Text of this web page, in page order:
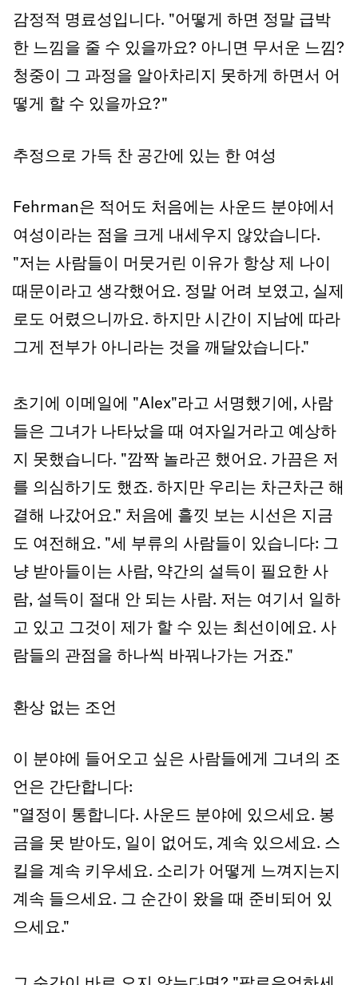
감정적 명료성입니다. "어떻게 하면 정말 급박
한 느낌을 줄 수 있을까요? 아니면 무서운 느낌?
청중이 그 과정을 알아차리지 못하게 하면서 어
떻게 할 수 있을까요?"
추정으로 가득 찬 공간에 있는 한 여성
Fehrman은 적어도 처음에는 사운드 분야에서
여성이라는 점을 크게 내세우지 않았습니다.
"저는 사람들이 머뭇거린 이유가 항상 제 나이
때문이라고 생각했어요. 정말 어려 보였고, 실제
로도 어렸으니까요. 하지만 시간이 지남에 따라
그게 전부가 아니라는 것을 깨달았습니다."
초기에 이메일에 "Alex"라고 서명했기에, 사람
들은 그녀가 나타났을 때 여자일거라고 예상하
지 못했습니다. "깜짝 놀라곤 했어요. 가끔은 저
를 의심하기도 했죠. 하지만 우리는 차근차근 해
결해 나갔어요." 처음에 흘낏 보는 시선은 지금
도 여전해요. "세 부류의 사람들이 있습니다: 그
냥 받아들이는 사람, 약간의 설득이 필요한 사
람, 설득이 절대 안 되는 사람. 저는 여기서 일하
고 있고 그것이 제가 할 수 있는 최선이에요. 사
람들의 관점을 하나씩 바꿔나가는 거죠."
환상 없는 조언
이 분야에 들어오고 싶은 사람들에게 그녀의 조
언은 간단합니다:
"열정이 통합니다. 사운드 분야에 있으세요. 봉
금을 못 받아도, 일이 없어도, 계속 있으세요. 스
킬을 계속 키우세요. 소리가 어떻게 느껴지는지
계속 들으세요. 그 순간이 왔을 때 준비되어 있
으세요."